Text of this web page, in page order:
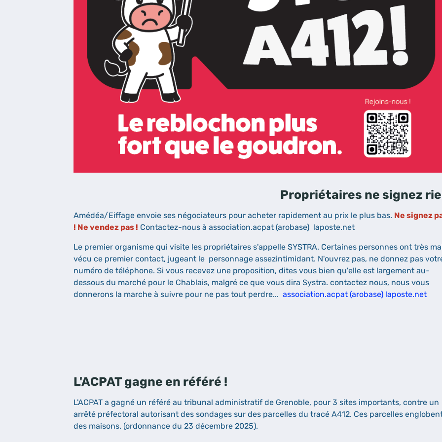
Propriétaires ne signez
Amédéa/Eiffage envoie ses négociateurs pour acheter rapidement au prix le plus bas. Ne signez
! Ne vendez pas ! Contactez-nous à association.acpat (arobase) laposte.net
Le premier organisme qui visite les propriétaires s'appelle SYSTRA. Certaines personnes ont très
vécu ce premier contact, jugeant le personnage assezintimidant. N'ouvrez pas, ne donnez pas
numéro de téléphone. Si vous recevez une proposition, dites vous bien qu'elle est largement au-
dessous du marché pour le Chablais, malgré ce que vous dira Systra. contactez nous, nous vous
donnerons la marche à suivre pour ne pas tout perdre...association.acpat (arobase) laposte.net
L'ACPAT gagne en référé !
L'ACPAT a gagné un référé au tribunal administratif de Grenoble, pour 3 sites importants, contre un
arrêté préfectoral autorisant des sondages sur des parcelles du tracé A412. Ces parcelles
des maisons. (ordonnance du 23 décembre 2025).